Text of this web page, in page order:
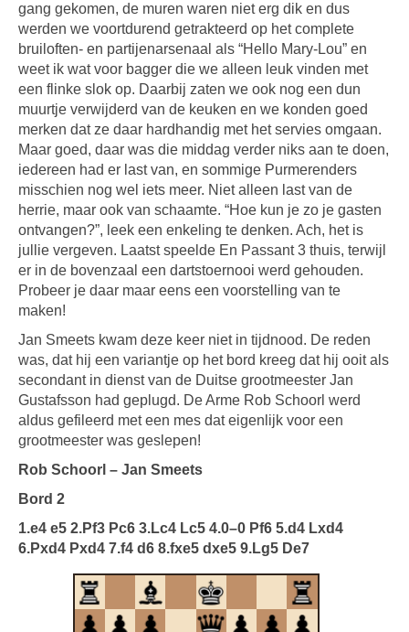
gang gekomen, de muren waren niet erg dik en dus
werden we voortdurend getrakteerd op het complete
bruiloften- en partijenarsenaal als “Hello Mary-Lou” en
weet ik wat voor bagger die we alleen leuk vinden met
een flinke slok op. Daarbij zaten we ook nog een dun
muurtje verwijderd van de keuken en we konden goed
merken dat ze daar hardhandig met het servies omgaan.
Maar goed, daar was die middag verder niks aan te doen,
iedereen had er last van, en sommige Purmerenders
misschien nog wel iets meer. Niet alleen last van de
herrie, maar ook van schaamte. “Hoe kun je zo je gasten
ontvangen?”, leek een enkeling te denken. Ach, het is
jullie vergeven. Laatst speelde En Passant 3 thuis, terwijl
er in de bovenzaal een dartstoernooi werd gehouden.
Probeer je daar maar eens een voorstelling van te
maken!
Jan Smeets kwam deze keer niet in tijdnood. De reden
was, dat hij een variantje op het bord kreeg dat hij ooit als
secondant in dienst van de Duitse grootmeester Jan
Gustafsson had geplugd. De Arme Rob Schoorl werd
aldus gefileerd met een mes dat eigenlijk voor een
grootmeester was geslepen!
Rob Schoorl – Jan Smeets
Bord 2
1.e4 e5 2.Pf3 Pc6 3.Lc4 Lc5 4.0–0 Pf6 5.d4 Lxd4
6.Pxd4 Pxd4 7.f4 d6 8.fxe5 dxe5 9.Lg5 De7